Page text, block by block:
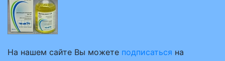
На нашем сайте Вы можете подписаться на